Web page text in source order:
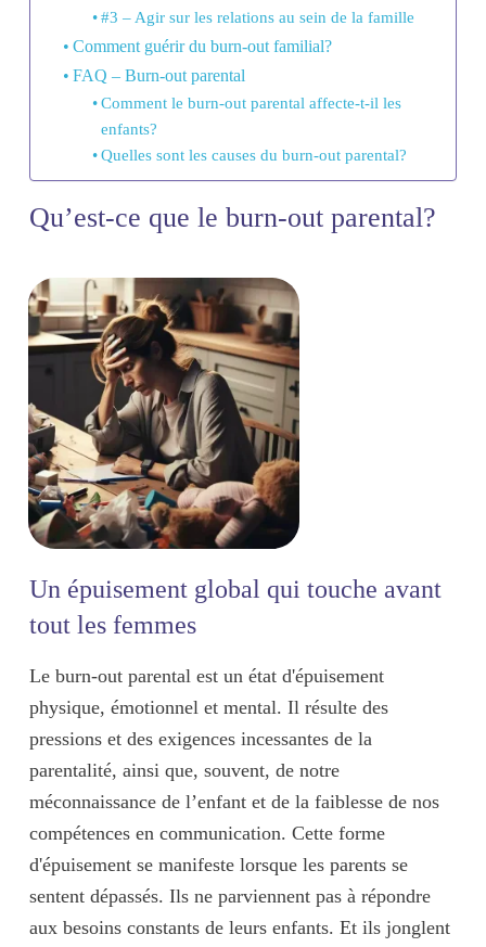
#3 – Agir sur les relations au sein de la famille
Comment guérir du burn-out familial?
FAQ – Burn-out parental
Comment le burn-out parental affecte-t-il les
enfants?
Quelles sont les causes du burn-out parental?
Qu’est-ce que le burn-out parental?
Un épuisement global qui touche avant
tout les femmes
Le burn-out parental est un état d'épuisement
physique, émotionnel et mental. Il résulte des
pressions et des exigences incessantes de la
parentalité, ainsi que, souvent, de notre
méconnaissance de l’enfant et de la faiblesse de nos
compétences en communication. Cette forme
d'épuisement se manifeste lorsque les parents se
sentent dépassés. Ils ne parviennent pas à répondre
aux besoins constants de leurs enfants. Et ils jonglent